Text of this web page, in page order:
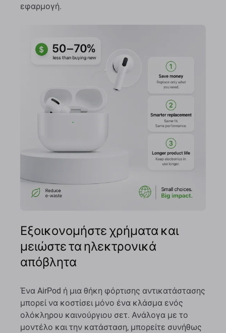
εφαρμογή.
Εξοικονομήστε χρήματα και
μειώστε τα ηλεκτρονικά
απόβλητα
Ένα AirPod ή μια θήκη φόρτισης αντικατάστασης
μπορεί να κοστίσει μόνο ένα κλάσμα ενός
ολόκληρου καινούργιου σετ. Ανάλογα με το
μοντέλο και την κατάσταση, μπορείτε συνήθως